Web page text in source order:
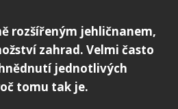
rozšířeným jehličnanem,
zahrad. Velmi často
jednotlivých
tomu tak je.